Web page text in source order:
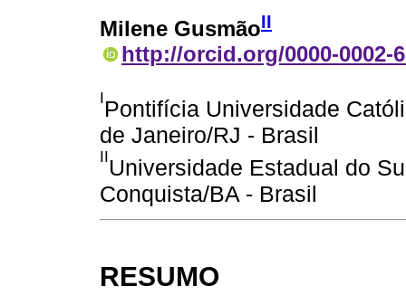
Milene GusmãoII
http://orcid.org/0000-0002-
IPontifícia Universidade
de Janeiro/RJ - Brasil
IIUniversidade Estadual do
Conquista/BA - Brasil
RESUMO